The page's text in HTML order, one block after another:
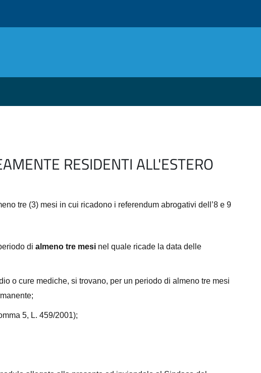
RESIDENTI ALL'ESTERO
tre (3) mesi in cui ricadono i referendum abrogativi dell’8 e 9
di almeno tre mesi nel quale ricade la data delle
o cure mediche, si trovano, per un periodo di almeno tre mesi
5, L. 459/2001);